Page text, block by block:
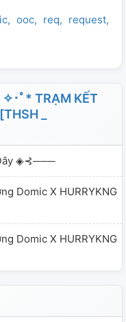
cũng không phản
ooc req request
✧･ﾟ* TRẠM KẾT
_
◈⊰───
Domic X HURRYKNG
Domic X HURRYKNG